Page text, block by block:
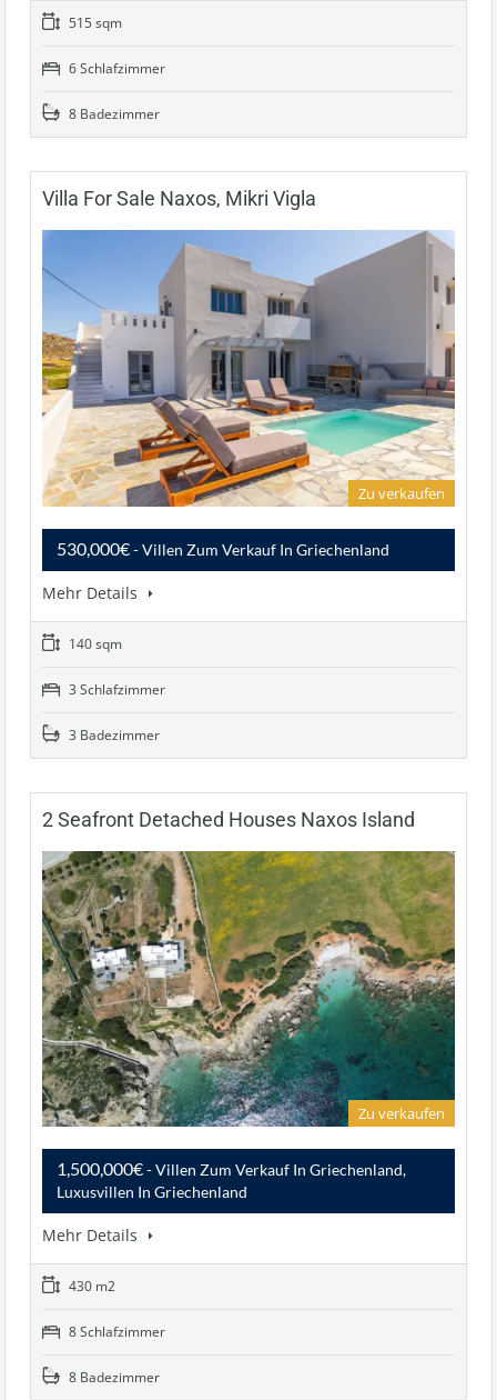
515 sqm
6 Schlafzimmer
8 Badezimmer
Villa For Sale Naxos, Mikri Vigla
Zu verkaufen
530,000€- Villen Zum Verkauf In Griechenland
Mehr Details
140 sqm
3 Schlafzimmer
3 Badezimmer
2 Seafront Detached Houses Naxos Island
Zu verkaufen
1,500,000€- Villen Zum Verkauf In Griechenland,
Luxusvillen In Griechenland
Mehr Details
430 m2
8 Schlafzimmer
8 Badezimmer